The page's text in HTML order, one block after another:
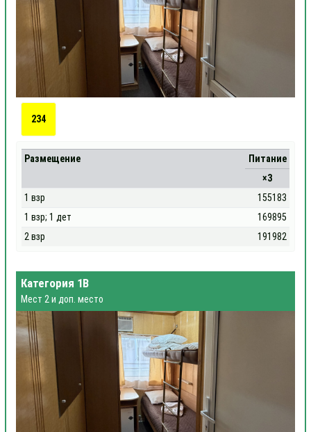
234
Размещение
Питание
×3
1 взр
155183
1 взр; 1 дет
169895
2 взр
191982
Категория 1В
Мест 2 и доп. место